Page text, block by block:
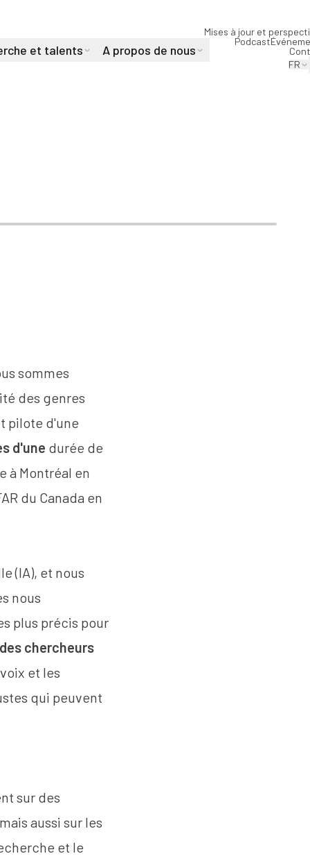
et talents A propos de nous
Mises à jour et
Podcast
FR
sommes
des genres
pilote d'une
d'une durée de
Montréal en
du Canada en
(IA), et nous
nous
plus précis pour
chercheurs
et les
qui peuvent
sur des
aussi sur les
et le